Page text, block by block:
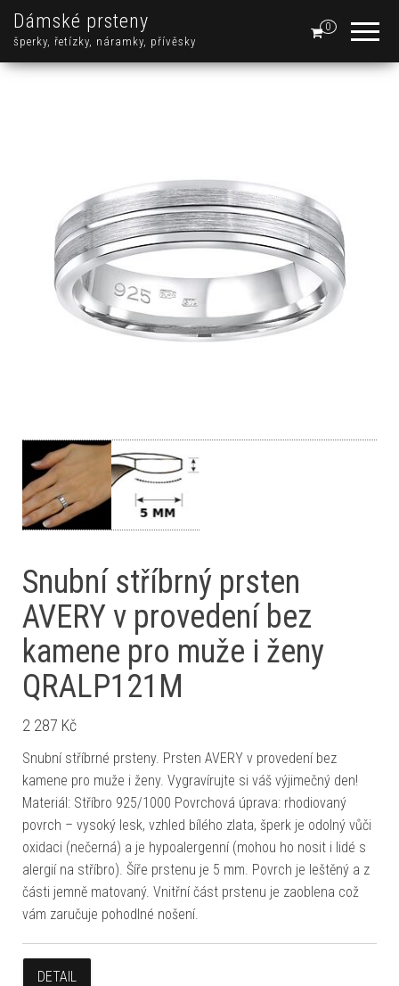
Dámské prsteny
šperky, řetízky, náramky, přívěsky
0
Snubní stříbrný prsten
AVERY v provedení bez
kamene pro muže i ženy
QRALP121M
2 287 Kč
Snubní stříbrné prsteny. Prsten AVERY v provedení bez
kamene pro muže i ženy. Vygravírujte si váš výjimečný den!
Materiál: Stříbro 925/1000 Povrchová úprava: rhodiovaný
povrch – vysoký lesk, vzhled bílého zlata, šperk je odolný vůči
oxidaci (nečerná) a je hypoalergenní (mohou ho nosit i lidé s
alergií na stříbro). Šíře prstenu je 5 mm. Povrch je leštěný a z
části jemně matovaný. Vnitřní část prstenu je zaoblena což
vám zaručuje pohodlné nošení.
DETAIL